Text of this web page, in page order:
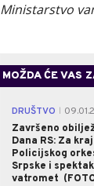
Ministarstvo
MOŽDA ĆE VAS
DRUŠTVO
Završeno
Dana RS: Za
Policijskog
Srpske i
vatromet